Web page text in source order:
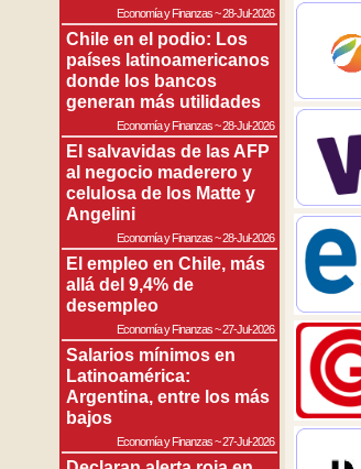
Economía y Finanzas~28-Jul-2026
Chile en el podio: Los
países latinoamericanos
donde los bancos
generan más utilidades
Economía y Finanzas~28-Jul-2026
El salvavidas de las AFP
al negocio maderero y
celulosa de los Matte y
Angelini
Economía y Finanzas~28-Jul-2026
El empleo en Chile, más
allá del 9,4% de
desempleo
Economía y Finanzas~27-Jul-2026
Salarios mínimos en
Latinoamérica:
Argentina, entre los más
bajos
Economía y Finanzas~27-Jul-2026